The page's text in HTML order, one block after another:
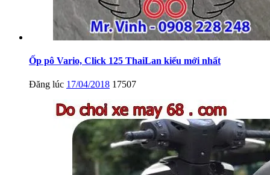
Ốp pô Vario, Click 125 ThaiLan kiểu mới nhất
Đăng lúc 17/04/2018 17507